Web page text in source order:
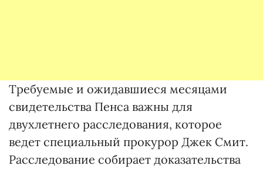
Требуемые и ожидавшиеся месяцами
свидетельства Пенса важны для
двухлетнего расследования, которое
ведет специальный прокурор Джек Смит.
Расследование собирает доказательства